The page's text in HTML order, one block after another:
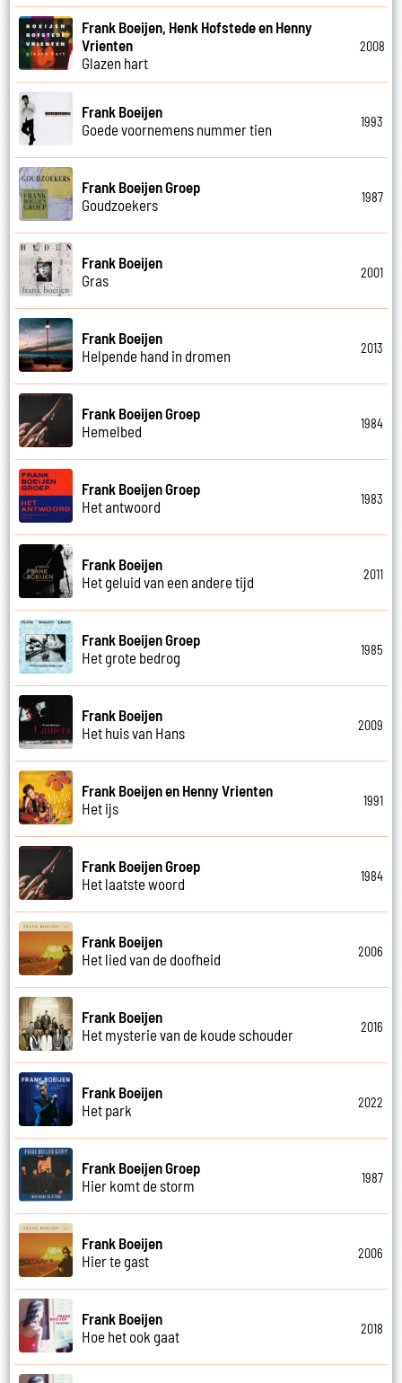
Frank Boeijen, Henk Hofstede en Henny
Vrienten
Glazen hart
2008
Frank Boeijen
Goede voornemens nummer tien
1993
Frank Boeijen Groep
Goudzoekers
1987
Frank Boeijen
Gras
2001
Frank Boeijen
Helpende hand in dromen
2013
Frank Boeijen Groep
Hemelbed
1984
Frank Boeijen Groep
Het antwoord
1983
Frank Boeijen
Het geluid van een andere tijd
2011
Frank Boeijen Groep
Het grote bedrog
1985
Frank Boeijen
Het huis van Hans
2009
Frank Boeijen en Henny Vrienten
Het ijs
1991
Frank Boeijen Groep
Het laatste woord
1984
Frank Boeijen
Het lied van de doofheid
2006
Frank Boeijen
Het mysterie van de koude schouder
2016
Frank Boeijen
Het park
2022
Frank Boeijen Groep
Hier komt de storm
1987
Frank Boeijen
Hier te gast
2006
Frank Boeijen
Hoe het ook gaat
2018